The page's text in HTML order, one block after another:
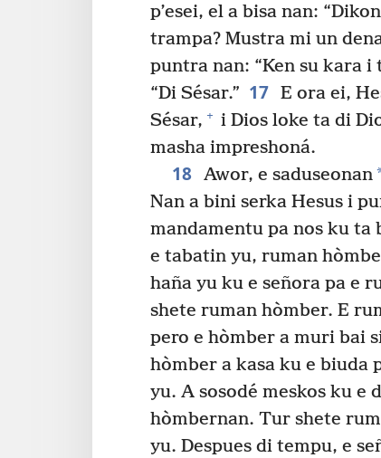
p’esei, el a bisa nan:
trampa? Mustra mi un
puntra nan: “Ken su kara i
“Di Sésar.” 17 E ora ei,
Sésar, + i Dios loke ta di
masha impreshoná.
18 Awor, e saduseonan
Nan a bini serka Hesus i
mandamentu pa nos ku ta
e tabatin yu, ruman
haña yu ku e señora pa e
shete ruman hòmber. E
pero e hòmber a muri bai
hòmber a kasa ku e biuda
yu. A sosodé meskos ku e
hòmbernan. Tur shete
yu. Despues di tempu, e